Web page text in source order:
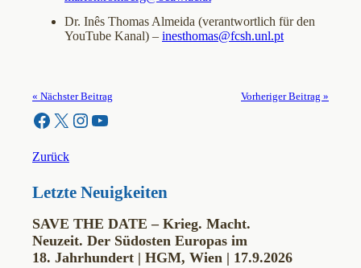
Dr. Inês Thomas Almeida (verantwortlich für den
YouTube Kanal) – inesthomas@fcsh.unl.pt
« Nächster Beitrag Vorheriger Beitrag »
Facebook X Instagram YouTube
Zurück
Letzte Neuigkeiten
SAVE THE DATE – Krieg. Macht.
Neuzeit. Der Südosten Europas im
18. Jahrhundert | HGM, Wien | 17.9.2026